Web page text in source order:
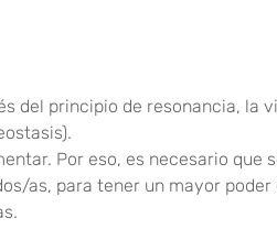
del principio de resonancia, la
Por eso, es necesario que
as, para tener un mayor poder